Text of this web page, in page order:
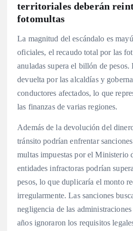
territoriales deberán
fotomultas
La magnitud del escándalo es
oficiales, el recaudo total por las
anuladas supera el billón de pesos.
devuelta por las alcaldías y
conductores afectados, lo que
las finanzas de varias regiones.
Además de la devolución del
tránsito podrían enfrentar
multas impuestas por el Ministerio
entidades infractoras podrían
pesos, lo que duplicaría el monto
irregularmente. Las sanciones
negligencia de las
años ignoraron los requisitos